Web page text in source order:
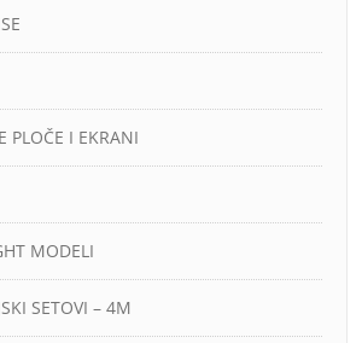
PLOČE I EKRANI
MODELI
SETOVI – 4M